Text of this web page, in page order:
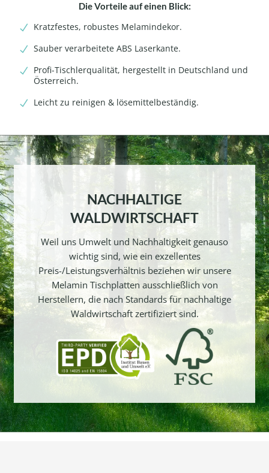
Die Vorteile auf einen Blick:
Kratzfestes, robustes Melamindekor.
Sauber verarbeitete ABS Laserkante.
Profi-Tischlerqualität, hergestellt in Deutschland und
Österreich.
Leicht zu reinigen & lösemittelbeständig.
NACHHALTIGE
WALDWIRTSCHAFT
Weil uns Umwelt und Nachhaltigkeit genauso
wichtig sind, wie ein exzellentes
Preis-/Leistungsverhältnis beziehen wir unsere
Melamin Tischplatten ausschließlich von
Herstellern, die nach Standards für nachhaltige
Waldwirtschaft zertifiziert sind.